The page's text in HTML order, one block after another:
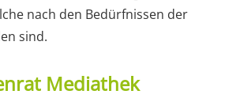
nach den Bedürfnissen der
sind.
Mediathek